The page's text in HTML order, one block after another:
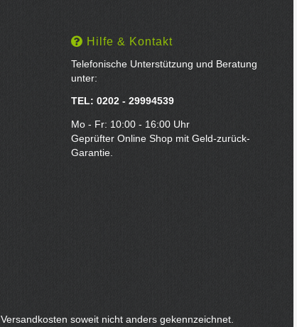
Hilfe & Kontakt
Telefonische Unterstützung und Beratung
unter:
TEL: 0202 - 29994539
Mo - Fr: 10:00 - 16:00 Uhr
Geprüfter Online Shop mit Geld-zurück-
Garantie.
Versandkosten soweit nicht anders gekennzeichnet.